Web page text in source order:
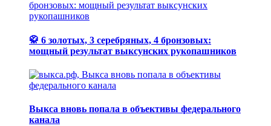
🥋 6 золотых, 3 серебряных, 4 бронзовых:
мощный результат выксунских рукопашников
Выкса вновь попала в объективы федерального
канала